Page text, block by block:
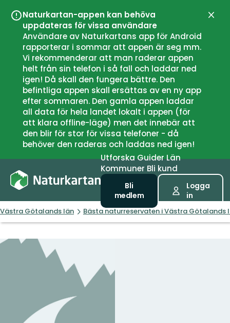
Naturkartan-appen kan behöva
uppdateras för vissa användare
Användare av Naturkartans app för Android
rapporterar i sommar att appen är seg mm.
Vi rekommenderar att man raderar appen
helt från sin telefon i så fall och laddar ned
igen! Då skall den fungera bättre. Den
befintliga appen skall ersättas av en ny app
efter sommaren. Den gamla appen laddar
all data för hela landet lokalt i appen (för
att klara offline-läge) men det innebär att
den blir för stor för vissa telefoner - då
behöver den raderas och laddas ned igen!
UtforskaGuiderLän
Kommuner Bli kund
Bli
medlem
Logga
in
Västra Götalands län Bästa naturreservaten i Västra Götalands